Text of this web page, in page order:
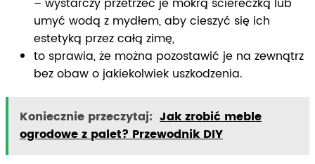
umyć wodą z mydłem, aby cieszyć się ich
estetyką przez całą zimę,
to sprawia, że można pozostawić je na zewnątrz
bez obaw o jakiekolwiek uszkodzenia.
Koniecznie przeczytaj: Jak zrobić meble
ogrodowe z palet? Przewodnik DIY